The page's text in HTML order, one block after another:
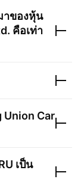
าของหุ้น
คือเท่า
Union Car
เป็น